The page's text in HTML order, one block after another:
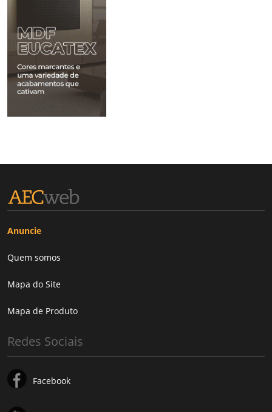
Anuncie
Quem somos
Mapa do Site
Mapa de Produto
Redes Sociais
Facebook